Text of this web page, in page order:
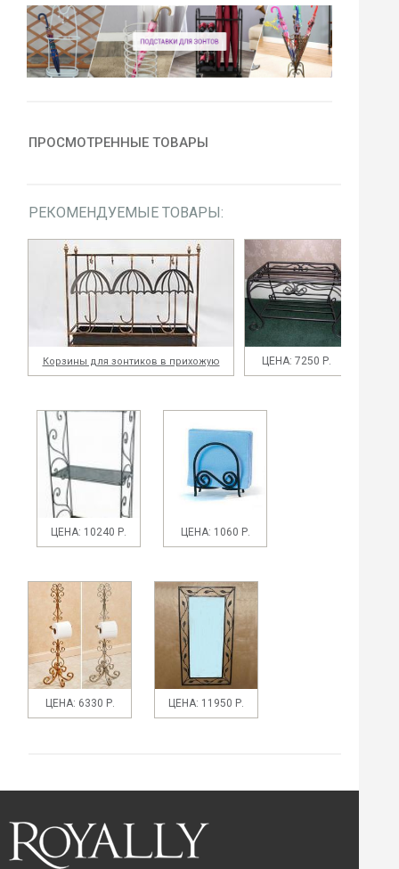
ПРОСМОТРЕННЫЕ ТОВАРЫ
РЕКОМЕНДУЕМЫЕ ТОВАРЫ:
Корзины для зонтиков в прихожую ЦЕНА: 7250 Р.
ЦЕНА: 10240 Р. ЦЕНА: 1060 Р.
ЦЕНА: 6330 Р. ЦЕНА: 11950 Р.